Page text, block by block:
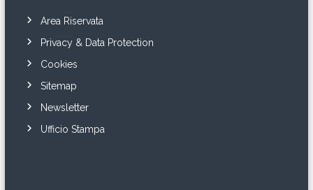
Area Riservata
Privacy & Data Protection
Cookies
Sitemap
Newsletter
Ufficio Stampa